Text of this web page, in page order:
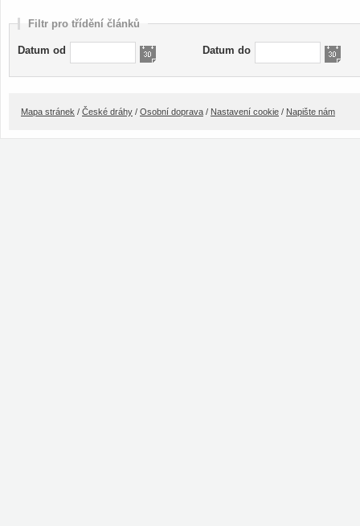
Filtr pro třídění článků
Datum od Datum do
Mapa stránek / České dráhy / Osobní doprava / Nastavení cookie / Napište nám